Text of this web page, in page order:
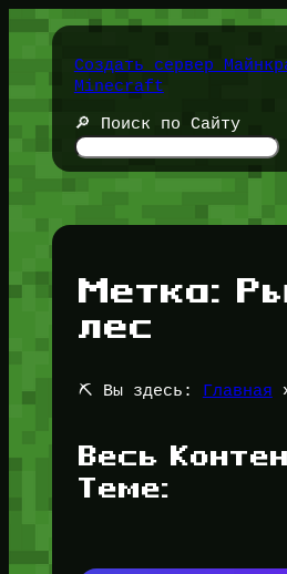
Перейти
содержимомуСоздать сервер
Minecraft
🔎 Поиск по Сайту
Метка:
лес
⛏️ Вы здесь: Главная
Весь
Теме: